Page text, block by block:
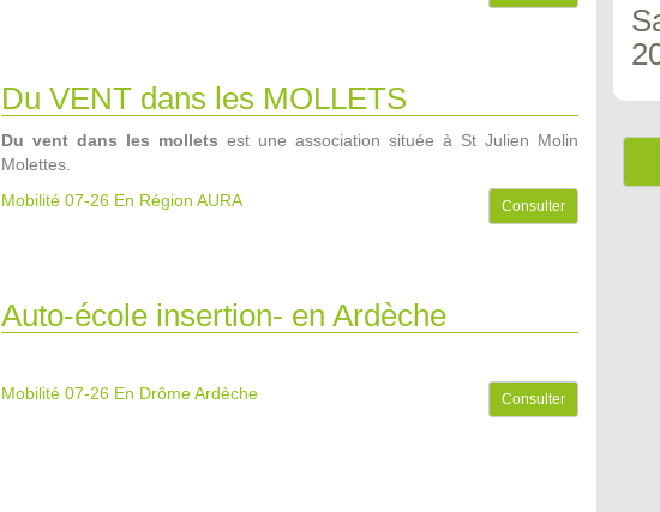
Du VENT dans les MOLLETS
Du vent dans les mollets est une association située à St Julien Molin
Molettes.
Mobilité 07-26 En Région AURA Consulter
Auto-école insertion- en Ardèche
Mobilité 07-26 En Drôme Ardèche Consulter